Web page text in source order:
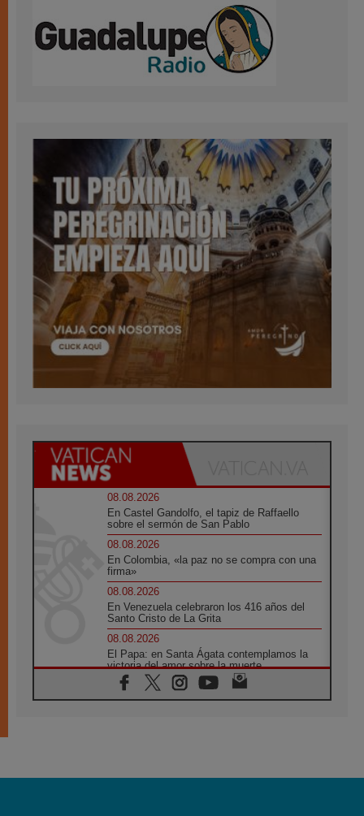
08.08.2026
En Castel Gandolfo, el tapiz de Raffaello
sobre el sermón de San Pablo
08.08.2026
En Colombia, «la paz no se compra con una
firma»
08.08.2026
En Venezuela celebraron los 416 años del
Santo Cristo de La Grita
08.08.2026
El Papa: en Santa Ágata contemplamos la
victoria del amor sobre la muerte
08.08.2026
León XIV visitará el Santuario de la Madre
07.08.2026